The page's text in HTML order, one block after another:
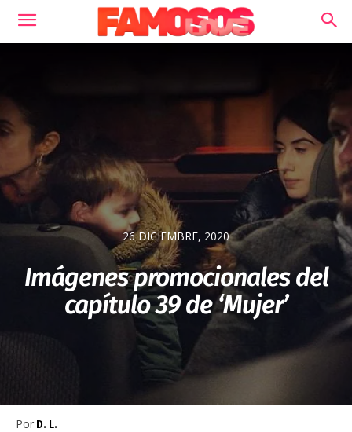
26 DICIEMBRE, 2020
Imágenes promocionales del
capítulo 39 de ‘Mujer’
Por D. L.